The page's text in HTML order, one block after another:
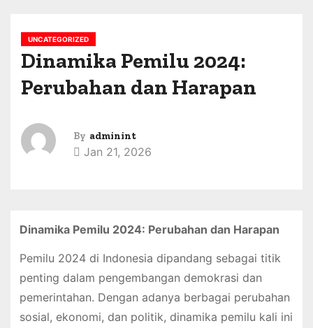
UNCATEGORIZED
Dinamika Pemilu 2024:
Perubahan dan Harapan
By adminint
Jan 21, 2026
Dinamika Pemilu 2024: Perubahan dan Harapan
Pemilu 2024 di Indonesia dipandang sebagai titik
penting dalam pengembangan demokrasi dan
pemerintahan. Dengan adanya berbagai perubahan
sosial, ekonomi, dan politik, dinamika pemilu kali ini